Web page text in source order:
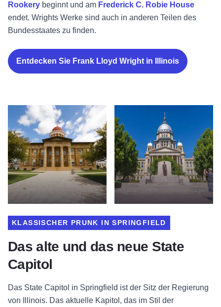
Rookery beginnt und am Frederick C. Robie House
endet. Wrights Werke sind auch in anderen Teilen des
Bundesstaates zu finden.
Entdecken Sie Frank Lloyd Wright in Illinois
Das alte und das neue State
Capitol
KLASSISCHER PRUNK IN SPRINGFIELD
Das State Capitol in Springfield ist der Sitz der Regierung
von Illinois. Das aktuelle Kapitol, das im Stil der